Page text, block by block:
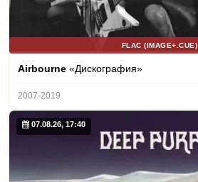
FLAC (IMAGE+.CUE)
Airbourne «Дискография»
2007-2019
07.08.26, 17:40